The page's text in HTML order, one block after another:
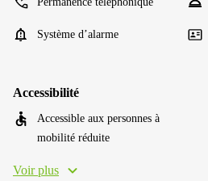
Système d’alarme
Accessibilité
Accessible aux personnes à
mobilité réduite
Voir plus